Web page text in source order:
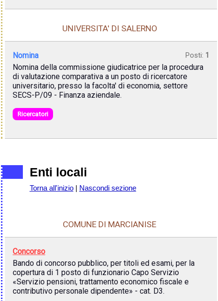
UNIVERSITA' DI SALERNO
Nomina Posti: 1
Nomina della commissione giudicatrice per la procedura
di valutazione comparativa a un posto di ricercatore
universitario, presso la facolta' di economia, settore
SECS-P/09 - Finanza aziendale.
Ricercatori
Enti locali
Torna all'inizio| Nascondi sezione
COMUNE DI MARCIANISE
Concorso
Bando di concorso pubblico, per titoli ed esami, per la
copertura di 1 posto di funzionario Capo Servizio
«Servizio pensioni, trattamento economico fiscale e
contributivo personale dipendente» - cat. D3.